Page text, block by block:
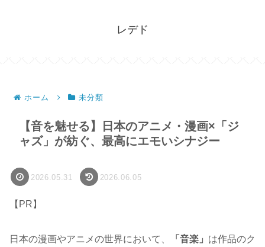
レデド
ホーム 未分類
【音を魅せる】日本のアニメ・漫画×「ジ
ャズ」が紡ぐ、最高にエモいシナジー
2026.05.31 2026.06.05
【PR】
日本の漫画やアニメの世界において、 「音楽」 は作品のク